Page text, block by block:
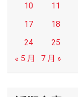
10
11
17
18
24
25
« 5 月
7 月 »